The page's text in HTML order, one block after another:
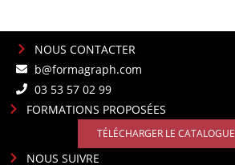
NOUS CONTACTER
b@formagraph.com
03 53 57 02 99
FORMATIONS PROPOSÉES
TÉLÉCHARGER LE CATALOGUE
NOUS SUIVRE